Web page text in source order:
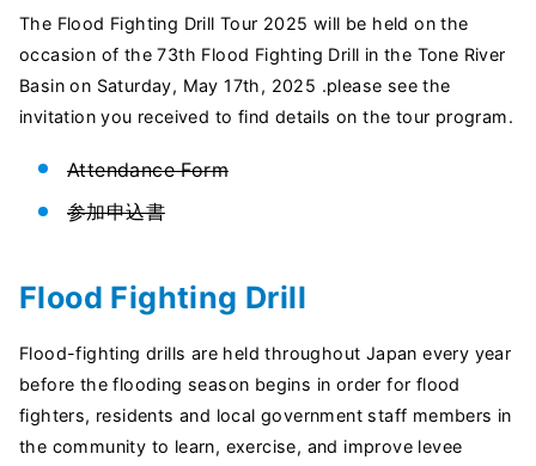
The Flood Fighting Drill Tour 2025 will be held on the
occasion of the 73th Flood Fighting Drill in the Tone River
Basin on Saturday, May 17th, 2025 .please see the
invitation you received to find details on the tour program.
Attendance Form
参加申込書
Flood Fighting Drill
Flood-fighting drills are held throughout Japan every year
before the flooding season begins in order for flood
fighters, residents and local government staff members in
the community to learn, exercise, and improve levee